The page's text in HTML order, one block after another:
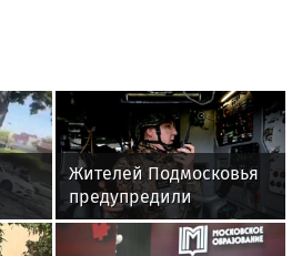
Жителей Подмосковья
предупредили
о беспилотной
опасности